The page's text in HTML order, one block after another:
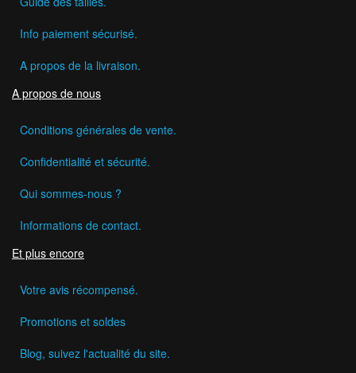
Info paiement sécurisé.
A propos de la livraison.
A propos de nous
Conditions générales de vente.
Confidentialité et sécurité.
Qui sommes-nous ?
Informations de contact.
Et plus encore
Votre avis récompensé.
Promotions et soldes
Blog, suivez l'actualité du site.